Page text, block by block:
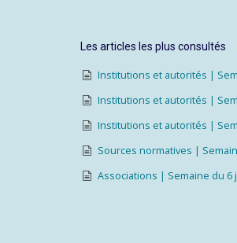
Les articles les plus consultés
Institutions et autorités |
Institutions et autorités |
Institutions et autorités |
Sources normatives |
Associations | Semaine du 6